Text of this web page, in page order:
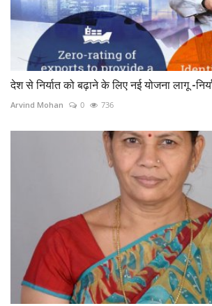
देश से निर्यात को बढ़ाने के लिए नई योजना लागू -
Arvind Mohan 0 736